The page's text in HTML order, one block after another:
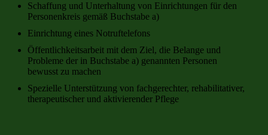
Schaffung und Unterhaltung von Einrichtungen für den
Personenkreis gemäß Buchstabe a)
Einrichtung eines Notruftelefons
Öffentlichkeitsarbeit mit dem Ziel, die Belange und
Probleme der in Buchstabe a) genannten Personen
bewusst zu machen
Spezielle Unterstützung von fachgerechter, rehabilitativer,
therapeutischer und aktivierender Pflege